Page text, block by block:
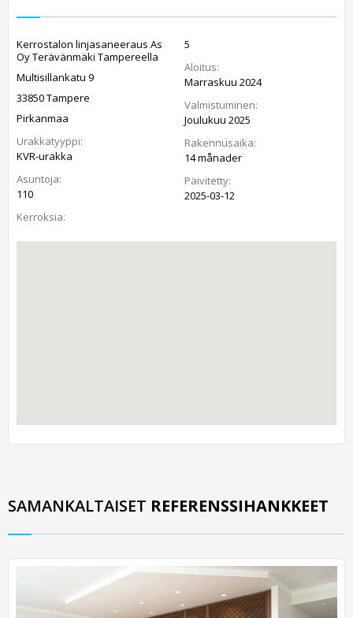
Kerrostalon linjasaneeraus As
Oy Terävänmäki Tampereella
Multisillankatu 9
33850 Tampere
Pirkanmaa
Urakkatyyppi:
KVR-urakka
Asuntoja:
110
Kerroksia:
5
Aloitus:
Marraskuu 2024
Valmistuminen:
Joulukuu 2025
Rakennusaika:
14 månader
Päivitetty:
2025-03-12
SAMANKALTAISET REFERENSSIHANKKEET